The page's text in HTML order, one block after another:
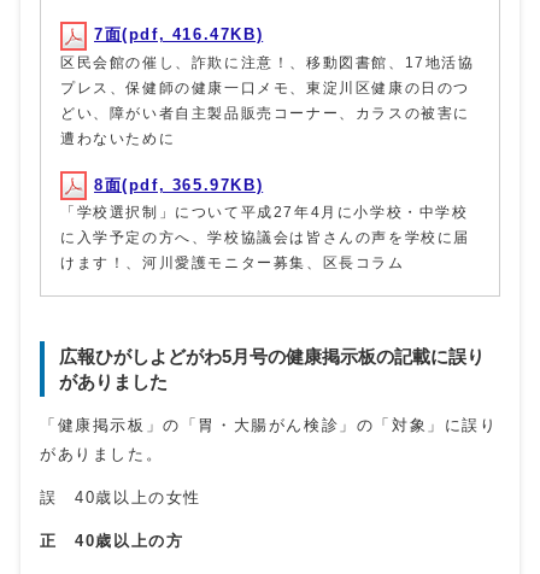
7面(pdf, 416.47KB)
区民会館の催し、詐欺に注意！、移動図書館、17地活協
プレス、保健師の健康一口メモ、東淀川区健康の日のつ
どい、障がい者自主製品販売コーナー、カラスの被害に
遭わないために
8面(pdf, 365.97KB)
「学校選択制」について平成27年4月に小学校・中学校
に入学予定の方へ、学校協議会は皆さんの声を学校に届
けます！、河川愛護モニター募集、区長コラム
広報ひがしよどがわ5月号の健康掲示板の記載に誤り
がありました
「健康掲示板」の「胃・大腸がん検診」の「対象」に誤り
がありました。
誤 40歳以上の女性
正 40歳以上の方